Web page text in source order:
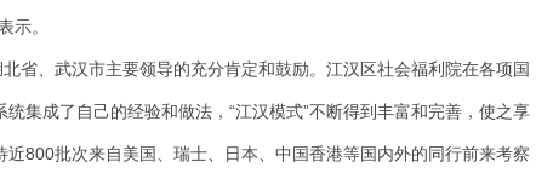
示。
省、武汉市主要领导的充分肯定和鼓励。江汉区社会福利院在各项国
集成了自己的经验和做法，“江汉模式”不断得到丰富和完善，使之享
800批次来自美国、瑞士、日本、中国香港等国内外的同行前来考察